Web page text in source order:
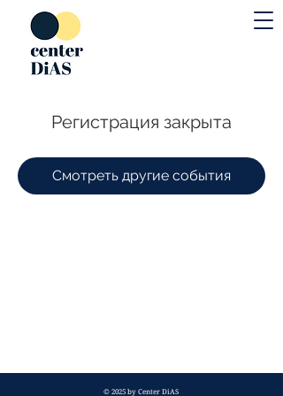
Регистрация закрыта
Смотреть другие события
© 2025 by Center DiAS